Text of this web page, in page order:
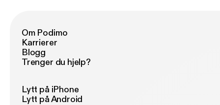
Om Podimo
Karrierer
Blogg
Trenger du hjelp?
Lytt på iPhone
Lytt på Android